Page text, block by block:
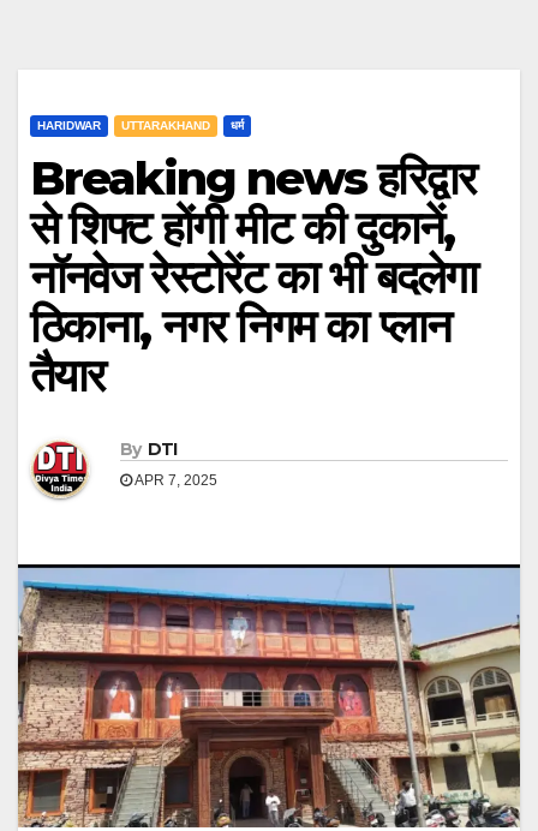
HARIDWAR UTTARAKHAND धर्म
Breaking news हरिद्वार
से शिफ्ट होंगी मीट की दुकानें,
नॉनवेज रेस्टोरेंट का भी बदलेगा
ठिकाना, नगर निगम का प्लान
तैयार
By DTI
APR 7, 2025